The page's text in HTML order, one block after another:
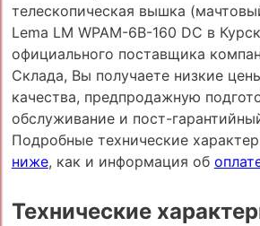
телескопическая вышка
Lema LM WPAM-6B-160 DC в
официального поставщика
Склада, Вы получаете низкие
качества, предпродажную
обслуживание и пост-
Подробные технические
ниже, как и информация об
Технические